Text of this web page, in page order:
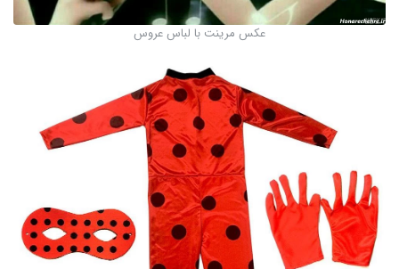
عکس مرینت با لباس عروس